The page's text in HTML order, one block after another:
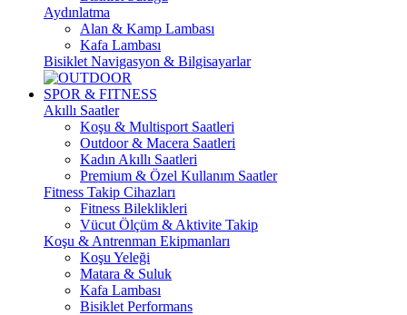
Aydınlatma
Alan & Kamp Lambası
Kafa Lambası
Bisiklet Navigasyon & Bilgisayarlar
SPOR & FITNESS
Akıllı Saatler
Koşu & Multisport Saatleri
Outdoor & Macera Saatleri
Kadın Akıllı Saatleri
Premium & Özel Kullanım Saatler
Fitness Takip Cihazları
Fitness Bileklikleri
Vücut Ölçüm & Aktivite Takip
Koşu & Antrenman Ekipmanları
Koşu Yeleği
Matara & Suluk
Kafa Lambası
Bisiklet Performans